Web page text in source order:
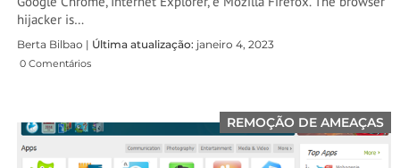
hijacker is…
Berta Bilbao | Última atualização: janeiro 4, 2023
0 Comentários
REMOÇÃO DE AMEAÇAS